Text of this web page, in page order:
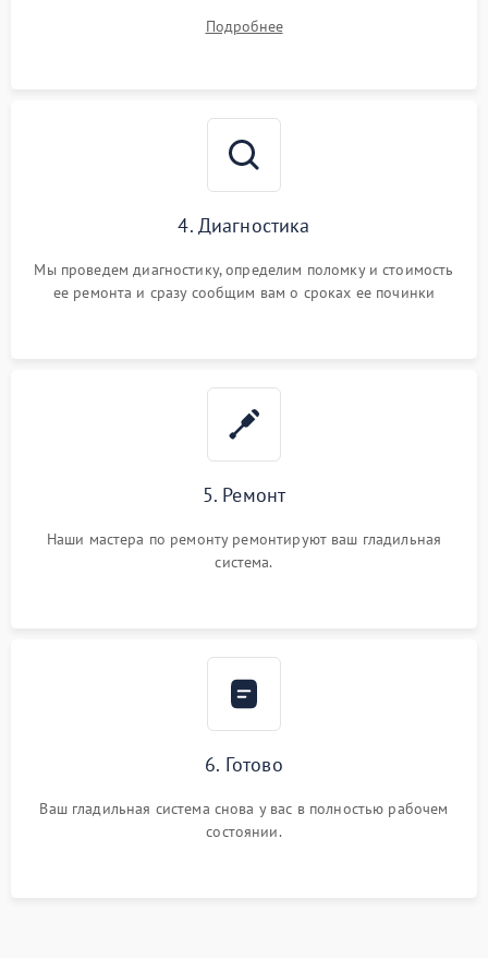
Подробнее
4. Диагностика
Мы проведем диагностику, определим поломку и стоимость
ее ремонта и сразу сообщим вам о сроках ее починки
5. Ремонт
Наши мастера по ремонту ремонтируют ваш гладильная
система.
6. Готово
Ваш гладильная система снова у вас в полностью рабочем
состоянии.